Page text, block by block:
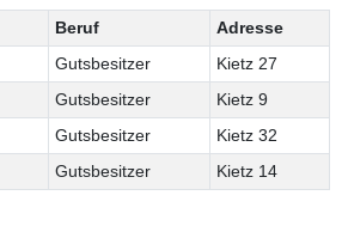
Beruf
Adresse
Gutsbesitzer
Kietz 27
Gutsbesitzer
Kietz 9
Gutsbesitzer
Kietz 32
Gutsbesitzer Kietz 14